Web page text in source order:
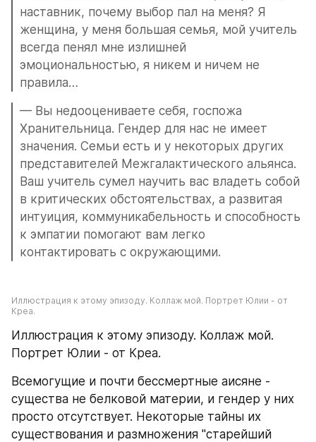
наставник, почему выбор пал на меня? Я
женщина, у меня большая семья, мой учитель
всегда пенял мне излишней
эмоциональностью, я никем и ничем не
правила…
— Вы недооцениваете себя, госпожа
Хранительница. Гендер для нас не имеет
значения. Семьи есть и у некоторых других
представителей Межгалактического альянса.
Ваш учитель сумел научить вас владеть собой
в критических обстоятельствах, а развитая
интуиция, коммуникабельность и способность
к эмпатии помогают вам легко
контактировать с окружающими.
Иллюстрация к этому эпизоду. Коллаж мой. Портрет Юлии - от
Креа.
Иллюстрация к этому эпизоду. Коллаж мой.
Портрет Юлии - от Креа.
Всемогущие и почти бессмертные аисяне -
существа не белковой материи, и гендер у них
просто отсутствует. Некоторые тайны их
существования и размножения "старейший